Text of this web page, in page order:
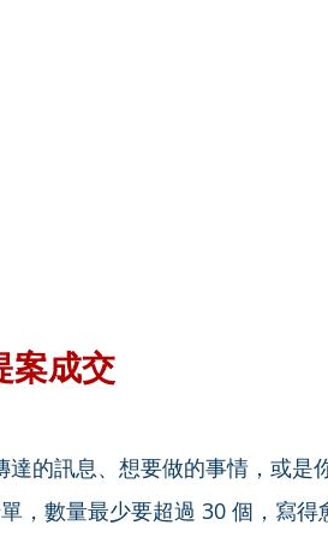
案成交
的訊息、想要做的事情，或是
，數量最少要超過 30 個，寫得